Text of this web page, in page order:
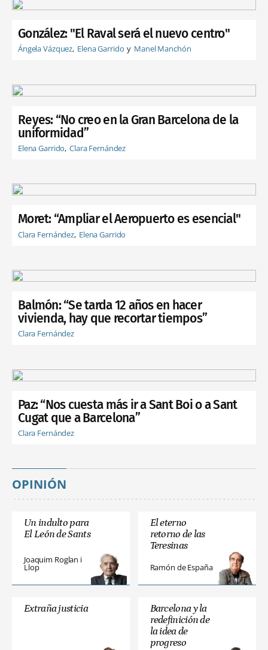
González: "El Raval será el nuevo centro"
Ángela Vázquez Elena Garrido Manel Manchón
Reyes: “No creo en la Gran Barcelona de la
uniformidad”
Elena Garrido Clara Fernández
Moret: “Ampliar el Aeropuerto es esencial"
Clara Fernández Elena Garrido
Balmón: “Se tarda 12 años en hacer
vivienda, hay que recortar tiempos”
Clara Fernández
Paz: “Nos cuesta más ir a Sant Boi o a Sant
Cugat que a Barcelona”
Clara Fernández
OPINIÓN
Un indulto para
El León de Sants
Joaquim Roglan i
Llop
El eterno
retorno de las
Teresinas
Ramón de España
Extraña justicia
Barcelona y la
redefinición de
la idea de
progreso